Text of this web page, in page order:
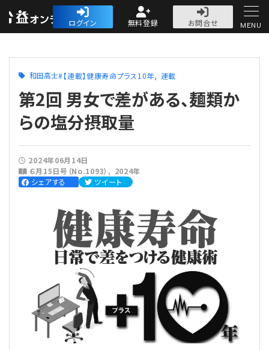
公益・一般法人オ
ログイン 無料登録
お問合せ
人気記事
法人運営
評議員会・社員総会
理事・監事
評議員
定期提出書類
会計処理
寄附
労務管理
給与計算
法務
利益相反取引
経営
MENU
和田高士 【連載】健康寿命プラス10年 連載
第2回 男女で差がある、麺類か
らの塩分摂取量
2024年06月14日
６月15日号（No.1093）
2024年
シェアする
ツイート